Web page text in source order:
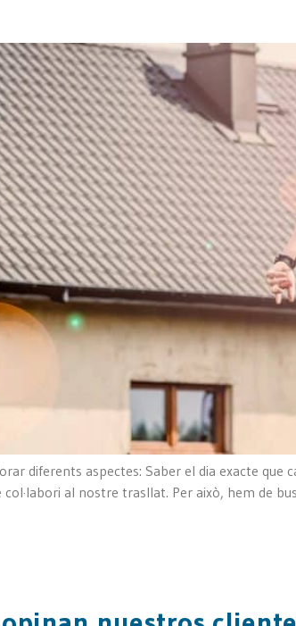
diferents aspectes: Saber el dia exacte
al nostre trasllat. Per això, hem de